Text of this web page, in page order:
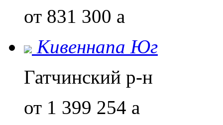
от 831 300 a
Кивеннапа Юг
Гатчинский р-н
от 1 399 254 a